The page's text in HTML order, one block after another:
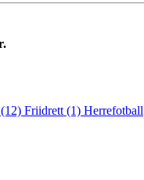
Friidrett (1) Herrefotball